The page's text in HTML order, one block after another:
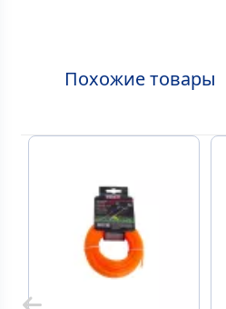
Похожие товары